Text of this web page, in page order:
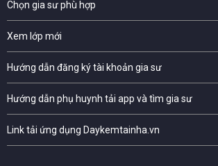
Chọn gia sư phù hợp
Xem lớp mới
Hướng dẫn đăng ký tài khoản gia sư
Hướng dẫn phụ huynh tải app và tìm gia sư
Link tải ứng dụng Daykemtainha.vn